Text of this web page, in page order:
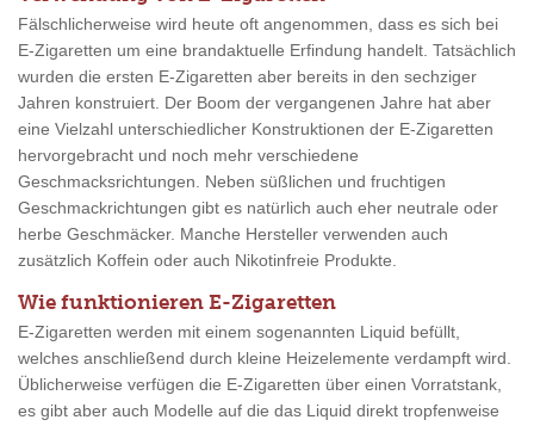
Fälschlicherweise wird heute oft angenommen, dass es sich bei
E-Zigaretten um eine brandaktuelle Erfindung handelt. Tatsächlich
wurden die ersten E-Zigaretten aber bereits in den sechziger
Jahren konstruiert. Der Boom der vergangenen Jahre hat aber
eine Vielzahl unterschiedlicher Konstruktionen der E-Zigaretten
hervorgebracht und noch mehr verschiedene
Geschmacksrichtungen. Neben süßlichen und fruchtigen
Geschmackrichtungen gibt es natürlich auch eher neutrale oder
herbe Geschmäcker. Manche Hersteller verwenden auch
zusätzlich Koffein oder auch Nikotinfreie Produkte.
Wie funktionieren E-Zigaretten
E-Zigaretten werden mit einem sogenannten Liquid befüllt,
welches anschließend durch kleine Heizelemente verdampft wird.
Üblicherweise verfügen die E-Zigaretten über einen Vorratstank,
es gibt aber auch Modelle auf die das Liquid direkt tropfenweise